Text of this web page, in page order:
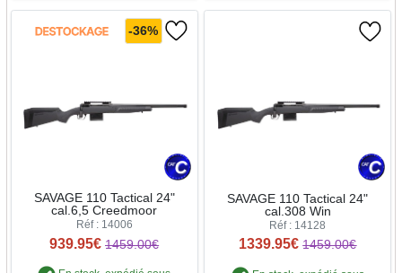
-36%
SAVAGE 110 Tactical 24"
cal.6,5 Creedmoor
Réf : 14006
939.95€ 1459.00€
SAVAGE 110 Tactical 24"
cal.308 Win
Réf : 14128
1339.95€ 1459.00€